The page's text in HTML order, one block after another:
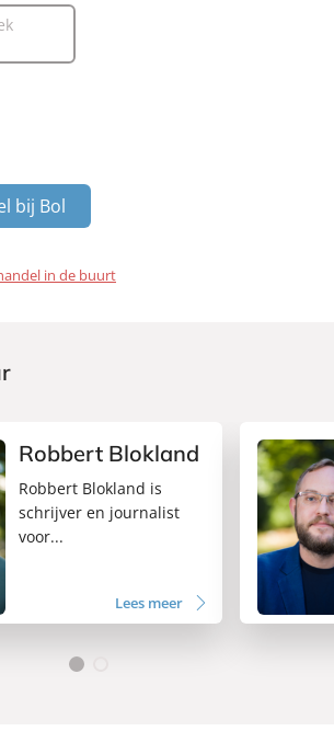
336
bij Bol
in de buurt
Robbert Blokland
Robbert Blokland is
schrijver en journalist
voor...
Lees meer